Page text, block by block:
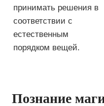
принимать решения в
соответствии с
естественным
порядком вещей.
Познание